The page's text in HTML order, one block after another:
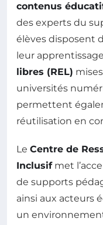
contenus
des experts du
élèves disposent
leur
libres (REL)
universités
permettent
réutilisation en
Le Centre de
Inclusifmet
de supports
ainsi aux acteurs
un